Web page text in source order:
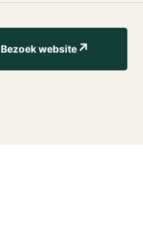
Bezoek website↗